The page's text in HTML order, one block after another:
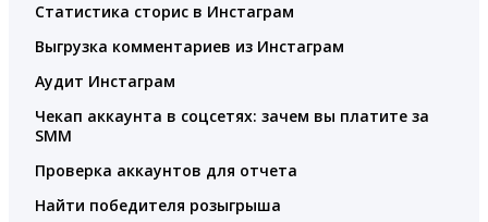
Статистика сторис в Инстаграм
Выгрузка комментариев из Инстаграм
Аудит Инстаграм
Чекап аккаунта в соцсетях: зачем вы платите за
SMM
Проверка аккаунтов для отчета
Найти победителя розыгрыша